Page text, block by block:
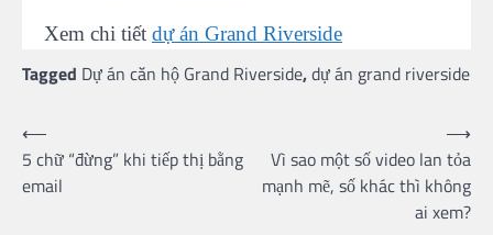
Xem chi tiết dự án Grand Riverside
Tagged Dự án căn hộ Grand Riverside,dự án grand riverside
Post
navigation
⟵
5 chữ “đừng” khi tiếp thị bằng
email
Vì sao một số video lan tỏa
mạnh mẽ, số khác thì không
ai xem?
⟶